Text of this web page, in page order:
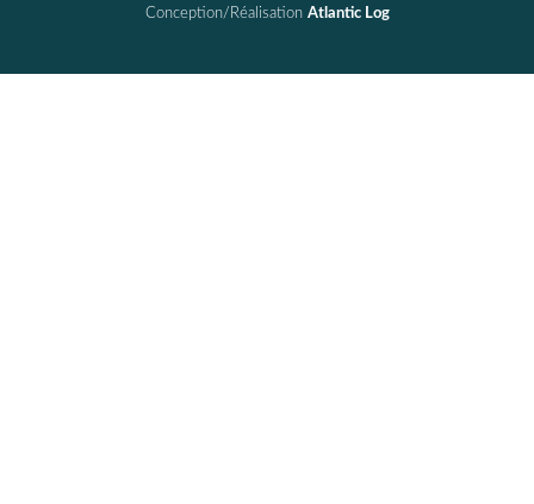
Conception/Réalisation Atlantic Log